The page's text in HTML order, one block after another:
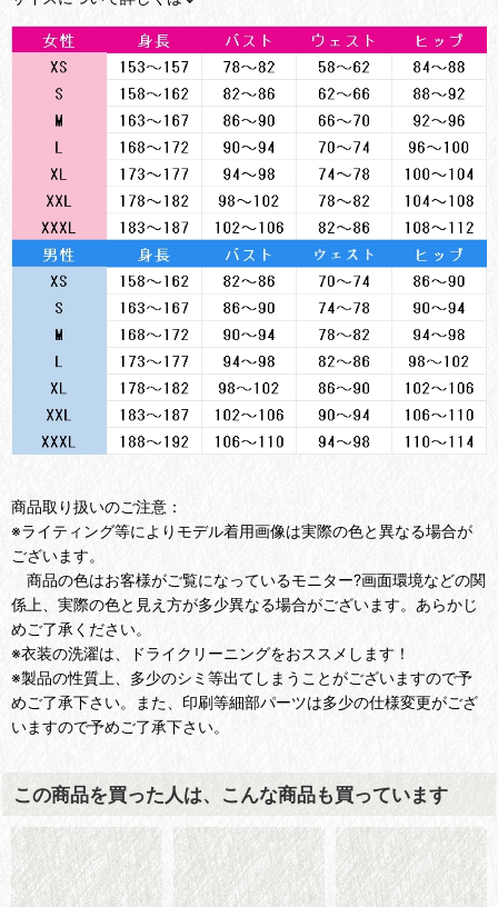
商品取り扱いのご注意：
※ライティング等によりモデル着用画像は実際の色と異なる場合が
ございます。
商品の色はお客様がご覧になっているモニター?画面環境などの関
係上、実際の色と見え方が多少異なる場合がございます。あらかじ
めご了承ください。
※衣装の洗濯は、ドライクリーニングをおススメします！
※製品の性質上、多少のシミ等出てしまうことがございますので予
めご了承下さい。また、印刷等細部パーツは多少の仕様変更がござ
いますので予めご了承下さい。
この商品を買った人は、こんな商品も買っています